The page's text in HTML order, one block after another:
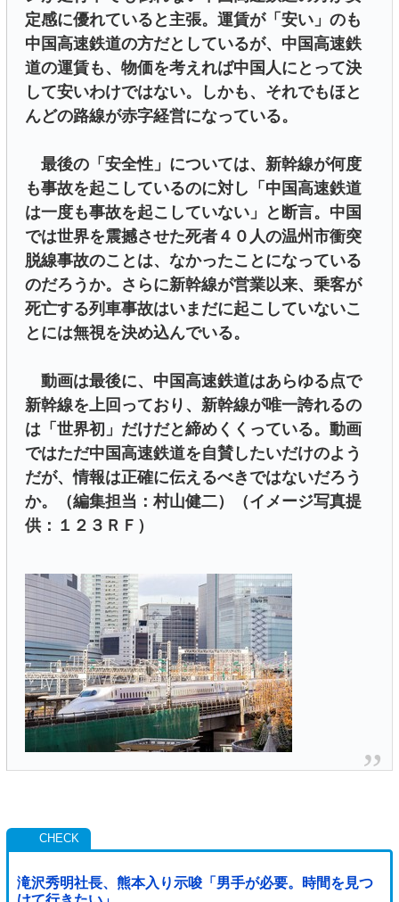
定感に優れていると主張。運賃が「安い」のも
中国高速鉄道の方だとしているが、中国高速鉄
道の運賃も、物価を考えれば中国人にとって決
して安いわけではない。しかも、それでもほと
んどの路線が赤字経営になっている。
最後の「安全性」については、新幹線が何度
も事故を起こしているのに対し「中国高速鉄道
は一度も事故を起こしていない」と断言。中国
では世界を震撼させた死者４０人の温州市衝突
脱線事故のことは、なかったことになっている
のだろうか。さらに新幹線が営業以来、乗客が
死亡する列車事故はいまだに起こしていないこ
とには無視を決め込んでいる。
動画は最後に、中国高速鉄道はあらゆる点で
新幹線を上回っており、新幹線が唯一誇れるの
は「世界初」だけだと締めくくっている。動画
ではただ中国高速鉄道を自賛したいだけのよう
だが、情報は正確に伝えるべきではないだろう
か。（編集担当：村山健二）（イメージ写真提
供：１２３ＲＦ）
滝沢秀明社長、熊本入り示唆「男手が必要。時間を見つ